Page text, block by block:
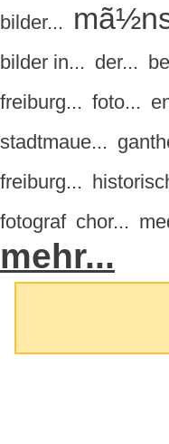
bilder...
bilder in... der...
freiburg... foto...
stadtmaue...
freiburg...
fotograf chor...
mehr...